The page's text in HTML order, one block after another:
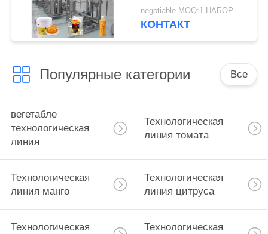
нержавеющей стали
10T/D 304
negotiable MOQ:1 НАБОР
КОНТАКТ
Популярные категории Все
вегетабле
технологическая
линия
Технологическая
линия томата
Технологическая
линия манго
Технологическая
линия цитруса
Технологическая Технологическая